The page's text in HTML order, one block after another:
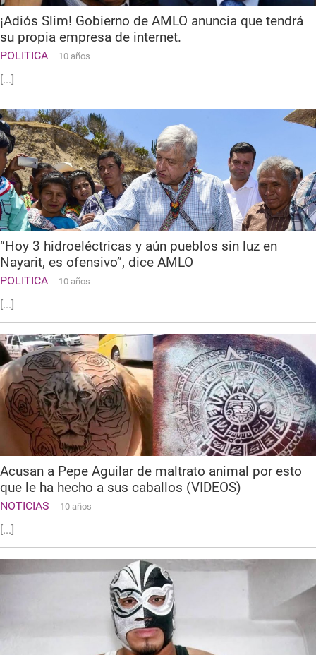
¡Adiós Slim! Gobierno de AMLO anuncia que tendrá
su propia empresa de internet.
POLITICA 10 años
[...]
“Hoy 3 hidroeléctricas y aún pueblos sin luz en
Nayarit, es ofensivo”, dice AMLO
POLITICA 10 años
[...]
Acusan a Pepe Aguilar de maltrato animal por esto
que le ha hecho a sus caballos (VIDEOS)
NOTICIAS 10 años
[...]